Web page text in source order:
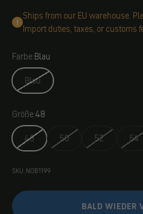
Ships from our EU warehouse.
Import duties, taxes, or customs
Farbe:Blau
Blau
Größe:48
48
50 52 54
SKU: NOB1199
BALD WIEDER